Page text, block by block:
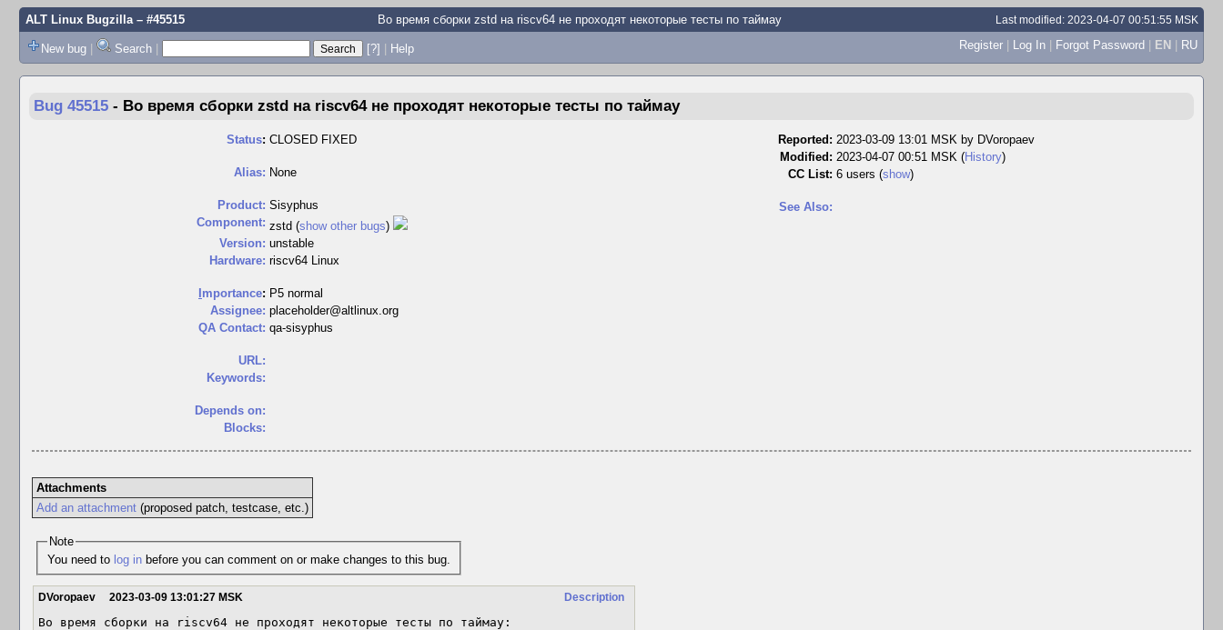
ALT Linux Bugzilla– #45515 Во время сборки zstd на riscv64 не проходят некоторые тесты по таймау Last modified: 2023-04-07 00:51:55 MSK
New bug | Search | [?] | Help Register | Log In | Forgot Password | EN | RU
Bug 45515 - Во время сборки zstd на riscv64 не проходят некоторые тесты по таймау
Status: CLOSED FIXED
Alias: None
Product: Sisyphus
Component: zstd (show other bugs)
Version: unstable
Hardware: riscv64 Linux
mportance: P5 normal
Assignee: placeholder@altlinux.org
QA Contact: qa-sisyphus
URL:
Keywords:
Depends on:
Blocks:
Reported: 2023-03-09 13:01 MSK by DVoropaev
Modified: 2023-04-07 00:51 MSK (History)
CC List: 6 users (show)
See Also:
Attachments
Add an attachment(proposed patch, testcase, etc.)
Note
You need to log in before you can comment on or make changes to this bug.
Description
DVoropaev 2023-03-09 13:01:27 MSK
Во время сборки на riscv64 не проходят некоторые тесты по таймау: